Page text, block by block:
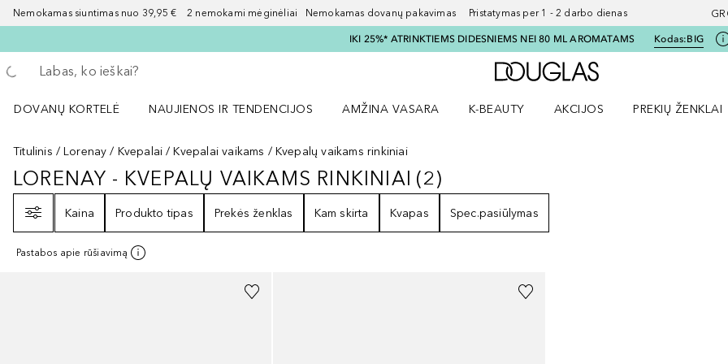
Nemokamas siuntimas nuo 39,95 € 2 nemokami mėginėliai Nemokamas dovanų pakavimas Pristatymas per 1 - 2 darbo dienas
IKI 25%* ATRINKTIEMS DIDESNIEMS NEI 80 ML AROMATAMS Kodas:BIG
Grįžk atgal
Vykdykite paiešką
Į Douglas pagrindinį
DOVANŲ KORTELĖ
NAUJIENOS IR TENDENCIJOS
AMŽINA VASARA
K-BEAUTY
AKCIJOS
PREKIŲ ŽENKLAI
Titulinis
Lorenay Kvepalai Kvepalai vaikams Kvepalų vaikams rinkiniai
LORENAY - KVEPALŲ VAIKAMS RINKINIAI2
LORENAY - KVEPALŲ VAIKAMS RINKINIAI (2)
Kaina
Produkto tipas Prekės ženklas Kam skirta Kvapas Spec.pasiūlymas
Pastabos apie rūšiavimą